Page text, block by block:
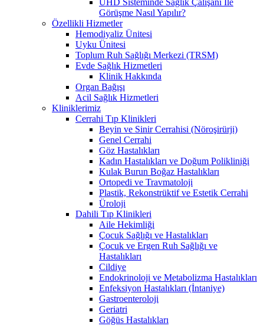
Görüşme Nasıl Yapılır?
Özellikli Hizmetler
Hemodiyaliz Ünitesi
Uyku Ünitesi
Toplum Ruh Sağlığı Merkezi (TRSM)
Evde Sağlık Hizmetleri
Klinik Hakkında
Organ Bağışı
Acil Sağlık Hizmetleri
Kliniklerimiz
Cerrahi Tıp Klinikleri
Beyin ve Sinir Cerrahisi (Nöroşirürji)
Genel Cerrahi
Göz Hastalıkları
Kadın Hastalıkları ve Doğum Polikliniği
Kulak Burun Boğaz Hastalıkları
Ortopedi ve Travmatoloji
Plastik, Rekonstrüktif ve Estetik Cerrahi
Üroloji
Dahili Tıp Klinikleri
Aile Hekimliği
Çocuk Sağlığı ve Hastalıkları
Çocuk ve Ergen Ruh Sağlığı ve
Hastalıkları
Cildiye
Endokrinoloji ve Metabolizma Hastalıkları
Enfeksiyon Hastalıkları (İntaniye)
Gastroenteroloji
Geriatri
Göğüs Hastalıkları